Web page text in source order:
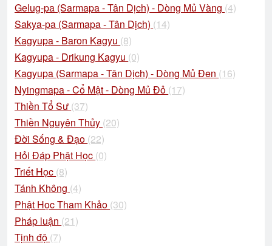
Gelug-pa (Sarmapa - Tân Dịch) - Dòng Mủ Vàng (4)
Sakya-pa (Sarmapa - Tân Dịch) (14)
Kagyupa - Baron Kagyu (8)
Kagyupa - Drikung Kagyu (0)
Kagyupa (Sarmapa - Tân Dịch) - Dòng Mủ Đen (16)
Nyingmapa - Cổ Mật - Dòng Mủ Đỏ (17)
Thiền Tổ Sư (37)
Thiền Nguyên Thủy (20)
Đời Sống & Đạo (22)
Hỏi Đáp Phật Học (0)
Triết Học (8)
Tánh Không (4)
Phật Học Tham Khảo (30)
Pháp luận (21)
Tịnh độ (7)